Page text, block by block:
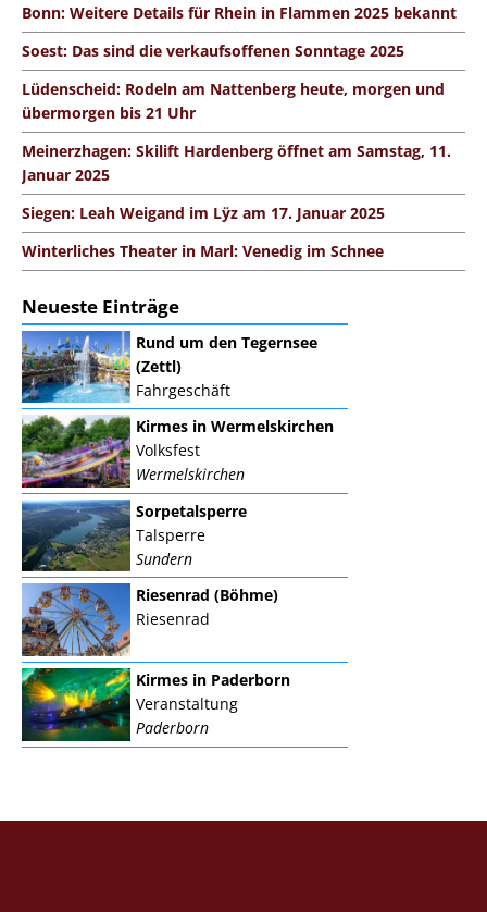
Bonn: Weitere Details für Rhein in Flammen 2025 bekannt
Soest: Das sind die verkaufsoffenen Sonntage 2025
Lüdenscheid: Rodeln am Nattenberg heute, morgen und
übermorgen bis 21 Uhr
Meinerzhagen: Skilift Hardenberg öffnet am Samstag, 11.
Januar 2025
Siegen: Leah Weigand im Lÿz am 17. Januar 2025
Winterliches Theater in Marl: Venedig im Schnee
Neueste Einträge
Rund um den Tegernsee
(Zettl)
Fahrgeschäft
Kirmes in Wermelskirchen
Volksfest
Wermelskirchen
Sorpetalsperre
Talsperre
Sundern
Riesenrad (Böhme)
Riesenrad
Kirmes in Paderborn
Veranstaltung
Paderborn